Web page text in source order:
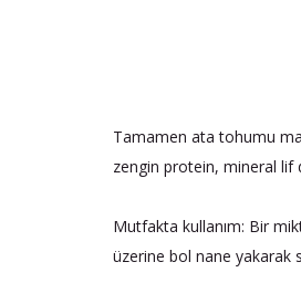
Tamamen ata tohumu
zengin protein, mineral lif
Mutfakta kullanım: Bir
üzerine bol nane yakarak